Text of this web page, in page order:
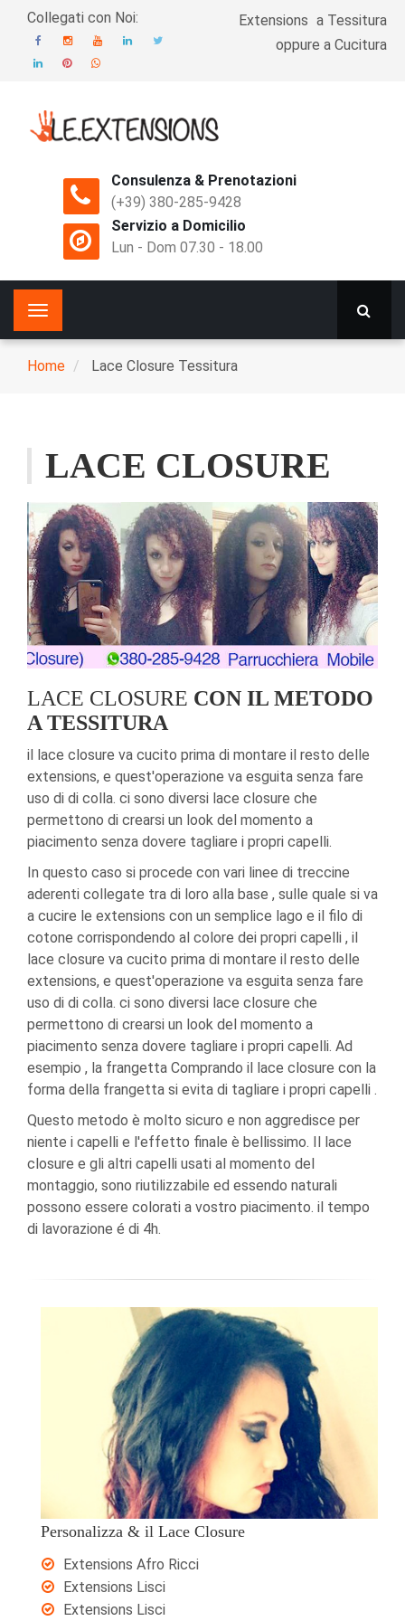
SaltaCollegati con Noi: Extensions a Tessitura
oppure a Cucitura
Consulenza & Prenotazioni
(+39) 380-285-9428
Servizio a Domicilio
Lun - Dom 07.30 - 18.00
Breadcrumb
Home Lace Closure Tessitura
LACE CLOSURE
LACE CLOSURE CON IL METODO
A TESSITURA
il lace closure va cucito prima di montare il resto delle
extensions, e quest'operazione va esguita senza fare
uso di di colla. ci sono diversi lace closure che
permettono di crearsi un look del momento a
piacimento senza dovere tagliare i propri capelli.
In questo caso si procede con vari linee di treccine
aderenti collegate tra di loro alla base , sulle quale si va
a cucire le extensions con un semplice lago e il filo di
cotone corrispondendo al colore dei propri capelli , il
lace closure va cucito prima di montare il resto delle
extensions, e quest'operazione va esguita senza fare
uso di di colla. ci sono diversi lace closure che
permettono di crearsi un look del momento a
piacimento senza dovere tagliare i propri capelli. Ad
esempio , la frangetta Comprando il lace closure con la
forma della frangetta si evita di tagliare i propri capelli .
Questo metodo è molto sicuro e non aggredisce per
niente i capelli e l'effetto finale è bellissimo. Il lace
closure e gli altri capelli usati al momento del
montaggio, sono riutilizzabile ed essendo naturali
possono essere colorati a vostro piacimento. il tempo
di lavorazione é di 4h.
Personalizza & il Lace Closure
Extensions Afro Ricci
Extensions Lisci
Extensions Lisci